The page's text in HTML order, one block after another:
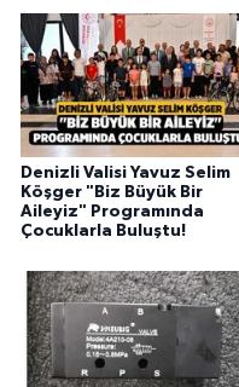
Denizli Valisi Yavuz Selim
Köşger "Biz Büyük Bir
Aileyiz" Programında
Çocuklarla Buluştu!